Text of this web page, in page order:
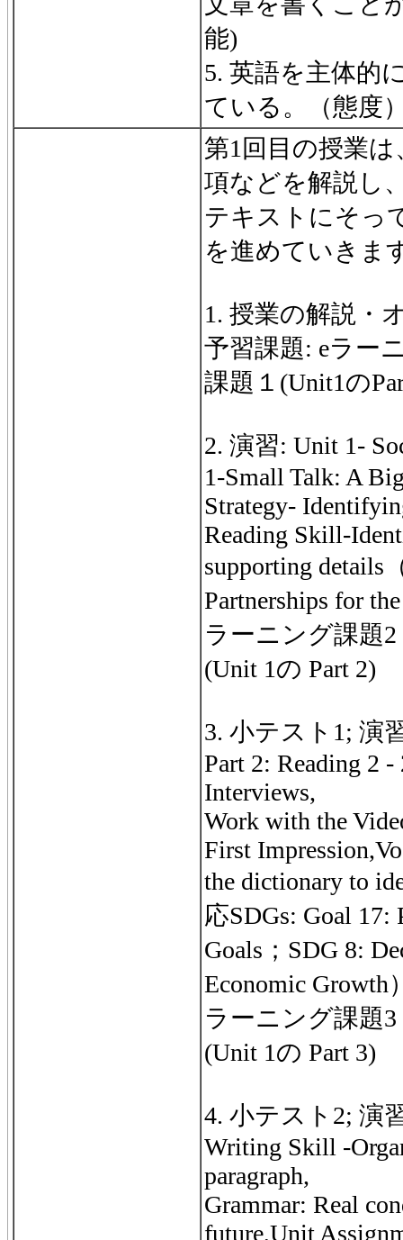
能)
5. 英語を主体的
ている。（態度
第1回目の授業
項などを解説し
テキストにそっ
を進めていきま
1. 授業の解説・
予習課題: eラー
課題１(Unit1の
2. 演習: Unit 1-
1-Small Talk: A
Strategy-
Reading Skill-
supporting details
Partnerships for
ラーニング課題
(Unit 1の Part 2)
3. 小テスト1; 演
Part 2: Reading 2
Interviews,
Work with the
First
the dictionary to
応SDGs: Goal 17:
Goals；SDG 8:
Economic
ラーニング課題
(Unit 1の Part 3)
4. 小テスト2; 演
Writing Skill -
paragraph,
Grammar: Real
future,Unit